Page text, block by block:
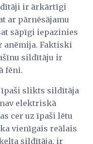
ir ārkārtīgi
ar pārnēsājamu
sāpīgi iepazinies
anēmija. Faktiski
sildītāju ir
fēni.
īpaši slikts sildītāja
elektriskā
cer uz īpaši lētu
vienīgais reālais
sildītāja, ir